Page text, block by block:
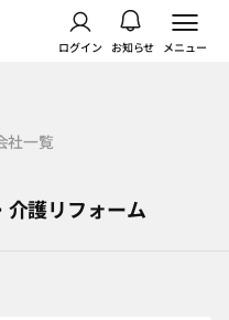
ログイン お知らせ メニュー
社一覧
介護リフォーム